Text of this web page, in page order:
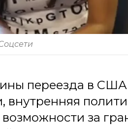
переезда в
за